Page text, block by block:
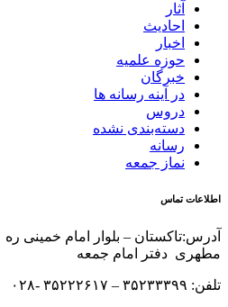
آثار
احادیث
اخبار
حوزه علمیه
خبرگان
در آینه رسانه ها
دروس
دسته‌بندی نشده
رسانه
نماز جمعه
اطلاعات تماس
آدرس:تاکستان – بلوار امام خمینی ره
مطهری دفتر امام جمعه
تلفن: ۳۵۲۳۳۳۹۹ – ۳۵۲۲۲۶۱۷ -۰۲۸